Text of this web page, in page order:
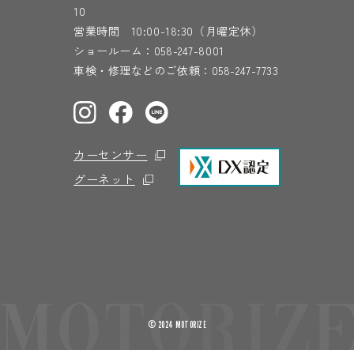
10
営業時間 10:00-18:30（月曜定休）
ショールーム： 058-247-8001
車検・修理などのご依頼： 058-247-7733
カーセンサー
グーネット
© 2024 MOTORIZE